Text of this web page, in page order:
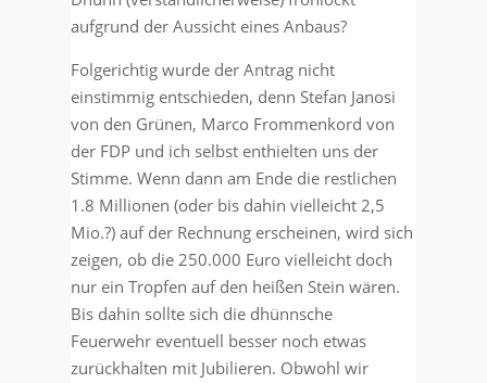
aufgrund der Aussicht eines Anbaus?
Folgerichtig wurde der Antrag nicht
einstimmig entschieden, denn Stefan Janosi
von den Grünen, Marco Frommenkord von
der FDP und ich selbst enthielten uns der
Stimme. Wenn dann am Ende die restlichen
1.8 Millionen (oder bis dahin vielleicht 2,5
Mio.?) auf der Rechnung erscheinen, wird sich
zeigen, ob die 250.000 Euro vielleicht doch
nur ein Tropfen auf den heißen Stein wären.
Bis dahin sollte sich die dhünnsche
Feuerwehr eventuell besser noch etwas
zurückhalten mit Jubilieren. Obwohl wir